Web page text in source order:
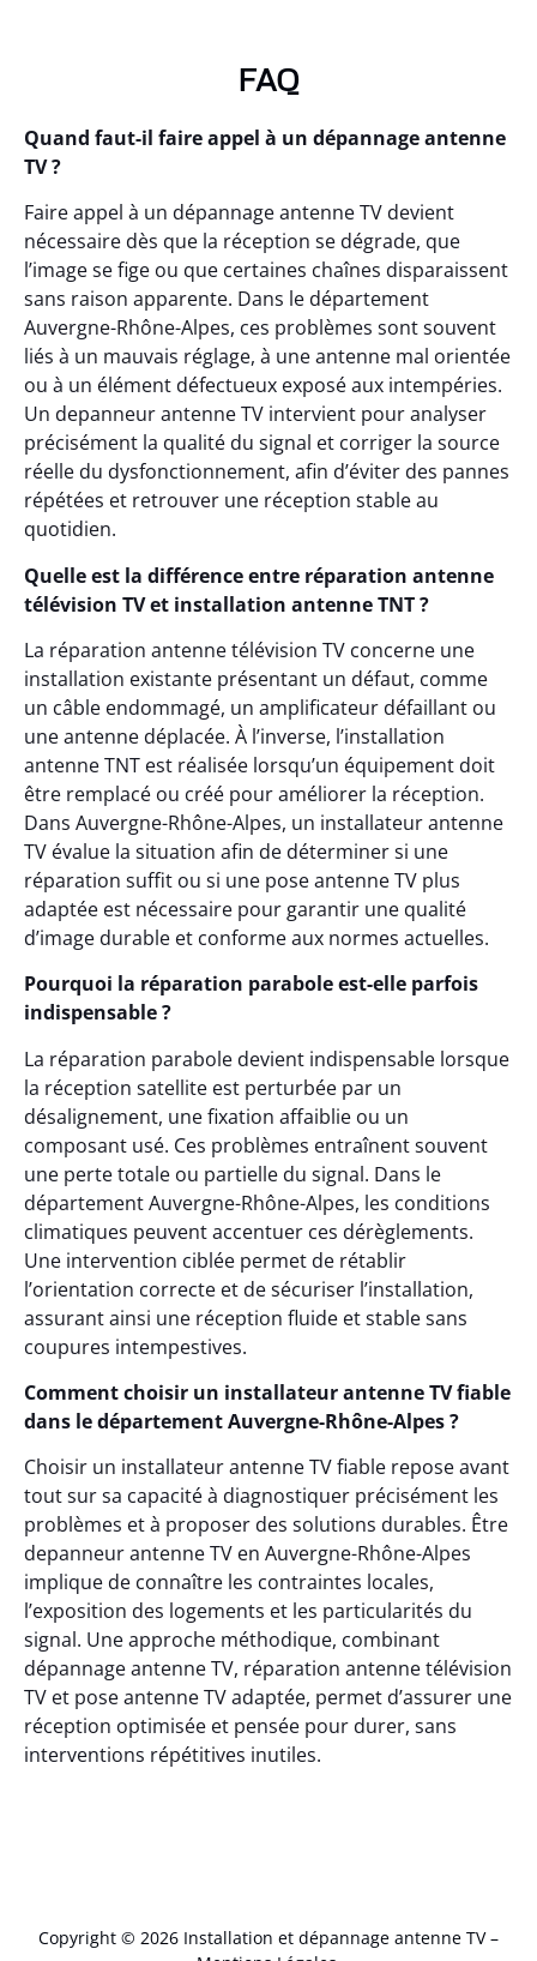
FAQ
Quand faut-il faire appel à un dépannage antenne
TV ?
Faire appel à un dépannage antenne TV devient
nécessaire dès que la réception se dégrade, que
l’image se fige ou que certaines chaînes disparaissent
sans raison apparente. Dans le département
Auvergne-Rhône-Alpes, ces problèmes sont souvent
liés à un mauvais réglage, à une antenne mal orientée
ou à un élément défectueux exposé aux intempéries.
Un depanneur antenne TV intervient pour analyser
précisément la qualité du signal et corriger la source
réelle du dysfonctionnement, afin d’éviter des pannes
répétées et retrouver une réception stable au
quotidien.
Quelle est la différence entre réparation antenne
télévision TV et installation antenne TNT ?
La réparation antenne télévision TV concerne une
installation existante présentant un défaut, comme
un câble endommagé, un amplificateur défaillant ou
une antenne déplacée. À l’inverse, l’installation
antenne TNT est réalisée lorsqu’un équipement doit
être remplacé ou créé pour améliorer la réception.
Dans Auvergne-Rhône-Alpes, un installateur antenne
TV évalue la situation afin de déterminer si une
réparation suffit ou si une pose antenne TV plus
adaptée est nécessaire pour garantir une qualité
d’image durable et conforme aux normes actuelles.
Pourquoi la réparation parabole est-elle parfois
indispensable ?
La réparation parabole devient indispensable lorsque
la réception satellite est perturbée par un
désalignement, une fixation affaiblie ou un
composant usé. Ces problèmes entraînent souvent
une perte totale ou partielle du signal. Dans le
département Auvergne-Rhône-Alpes, les conditions
climatiques peuvent accentuer ces dérèglements.
Une intervention ciblée permet de rétablir
l’orientation correcte et de sécuriser l’installation,
assurant ainsi une réception fluide et stable sans
coupures intempestives.
Comment choisir un installateur antenne TV fiable
dans le département Auvergne-Rhône-Alpes ?
Choisir un installateur antenne TV fiable repose avant
tout sur sa capacité à diagnostiquer précisément les
problèmes et à proposer des solutions durables. Être
depanneur antenne TV en Auvergne-Rhône-Alpes
implique de connaître les contraintes locales,
l’exposition des logements et les particularités du
signal. Une approche méthodique, combinant
dépannage antenne TV, réparation antenne télévision
TV et pose antenne TV adaptée, permet d’assurer une
réception optimisée et pensée pour durer, sans
interventions répétitives inutiles.
Copyright © 2026 Installation et dépannage antenne TV –